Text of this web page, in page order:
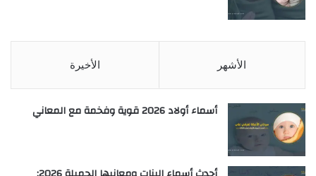
الأشهر الأخيرة
أسماء أولاد 2026 قوية وفخمة مع المعاني